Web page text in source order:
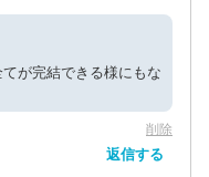
が完結できる様にもな
削除
返信する